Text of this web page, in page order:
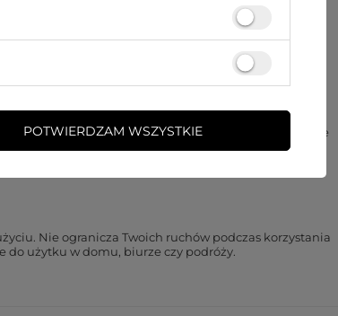
Automatyczne zatrzymywanie ładowania po
jakości komponenty zapewniają stabilne i szybkie
To wygoda i efektywność w jednym.
Nie ogranicza Twoich ruchów podczas korzystania
do użytku w domu, biurze czy podróży.
POTWIERDZAM WSZYSTKIE